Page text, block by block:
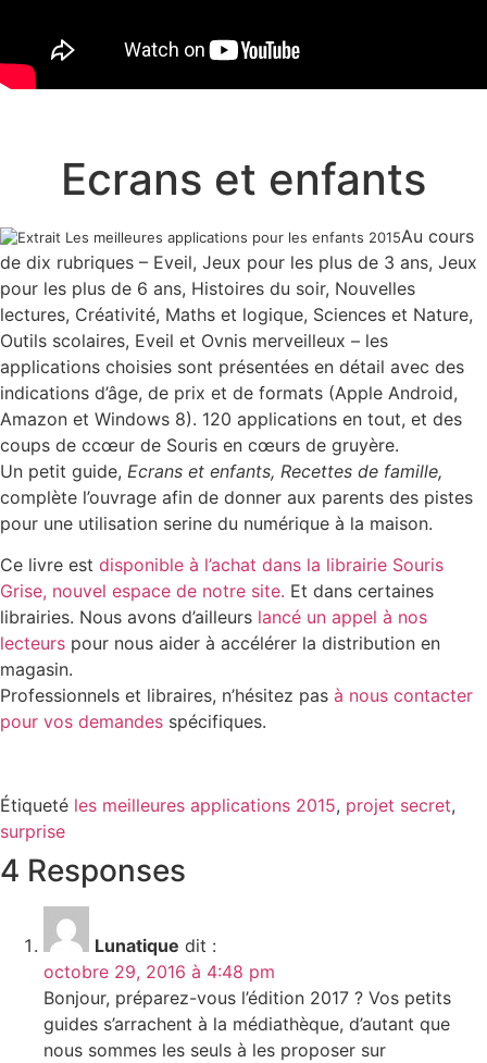
Ecrans et enfants
Au cours
de dix rubriques – Eveil, Jeux pour les plus de 3 ans, Jeux
pour les plus de 6 ans, Histoires du soir, Nouvelles
lectures, Créativité, Maths et logique, Sciences et Nature,
Outils scolaires, Eveil et Ovnis merveilleux – les
applications choisies sont présentées en détail avec des
indications d’âge, de prix et de formats (Apple Android,
Amazon et Windows 8). 120 applications en tout, et des
coups de ccœur de Souris en cœurs de gruyère.
Un petit guide, Ecrans et enfants, Recettes de famille,
complète l’ouvrage afin de donner aux parents des pistes
pour une utilisation serine du numérique à la maison.
Ce livre est disponible à l’achat dans la librairie Souris
Grise, nouvel espace de notre site. Et dans certaines
librairies. Nous avons d’ailleurs lancé un appel à nos
lecteurs pour nous aider à accélérer la distribution en
magasin.
Professionnels et libraires, n’hésitez pas à nous contacter
pour vos demandes spécifiques.
Étiqueté les meilleures applications 2015, projet secret,
surprise
4 Responses
Lunatique dit :
octobre 29, 2016 à 4:48 pm
Bonjour, préparez-vous l’édition 2017 ? Vos petits
guides s’arrachent à la médiathèque, d’autant que
nous sommes les seuls à les proposer sur